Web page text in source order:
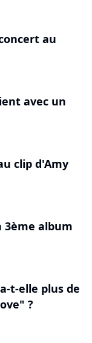
au
avec un
clip d'Amy
3ème album
t-elle plus de
?